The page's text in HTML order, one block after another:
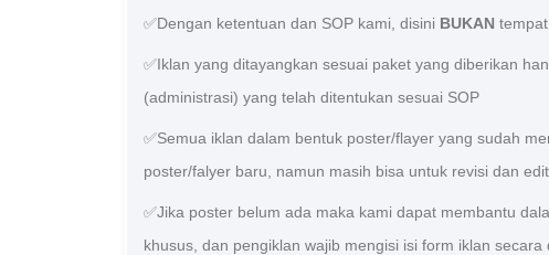
✅Dengan ketentuan dan SOP kami, disini BUKAN
✅Iklan yang ditayangkan sesuai paket yang diberikan
(administrasi) yang telah ditentukan sesuai SOP
✅Semua iklan dalam bentuk poster/flayer yang sudah
poster/falyer baru, namun masih bisa untuk revisi dan
✅Jika poster belum ada maka kami dapat membantu
khusus, dan pengiklan wajib mengisi isi form iklan